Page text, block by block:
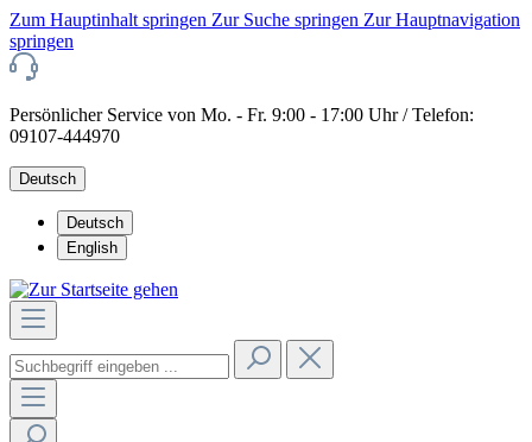
Zum Hauptinhalt springen Zur Suche springen Zur Hauptnavigation
springen
Persönlicher Service von Mo. - Fr. 9:00 - 17:00 Uhr / Telefon:
09107-444970
Deutsch
Deutsch
English